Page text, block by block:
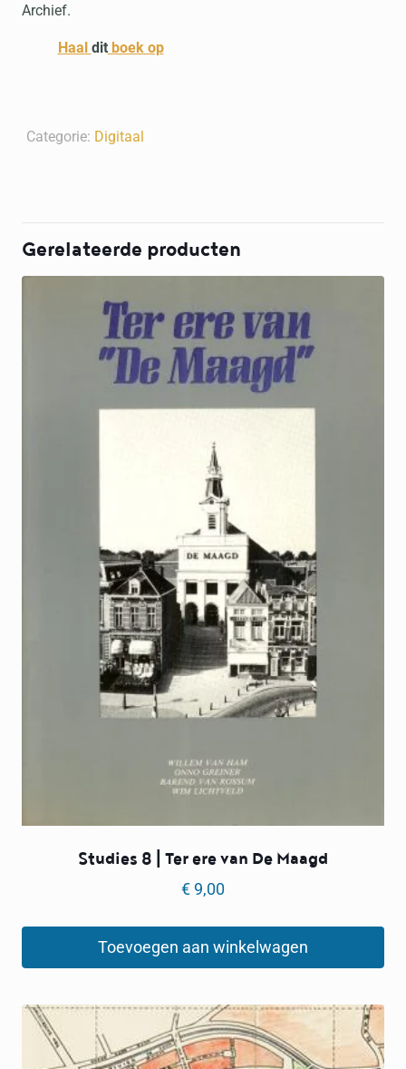
Archief.
Haal ditboek op
Categorie: Digitaal
Gerelateerde producten
Studies 8 | Ter ere van De Maagd
€ 9,00
Toevoegen aan winkelwagen